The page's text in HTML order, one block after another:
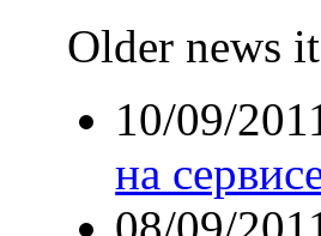
Older news
10/09/
на